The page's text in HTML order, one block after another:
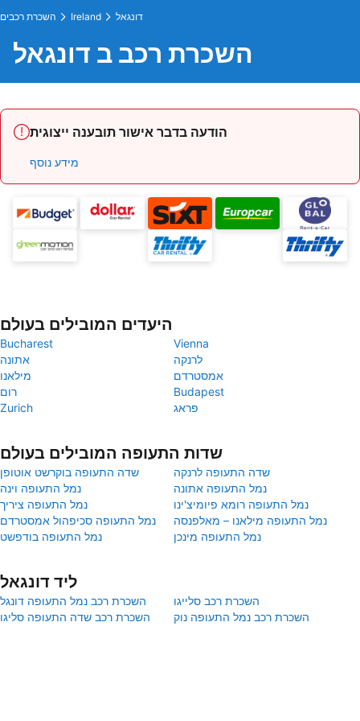
השכרת רכבים Ireland דונגאל
השכרת רכב ב דונגאל
הודעה בדבר אישור תובענה ייצוגית
מידע נוסף
היעדים המובילים בעולם
Bucharest
Vienna
אתונה
לרנקה
מילאנו
אמסטרדם
רום
Budapest
Zurich
פראג
שדות התעופה המובילים בעולם
שדה התעופה בוקרשט אוטופן
שדה התעופה לרנקה
נמל התעופה וינה
נמל התעופה אתונה
נמל התעופה ציריך
נמל התעופה רומא פיומיצ'ינו
נמל התעופה סכיפהול אמסטרדם
נמל התעופה מילאנו – מאלפנסה
נמל התעופה בודפשט
נמל התעופה מינכן
ליד דונגאל
השכרת רכב נמל התעופה דונגל
השכרת רכב סלייגו
השכרת רכב שדה התעופה סליגו
השכרת רכב נמל התעופה נוק